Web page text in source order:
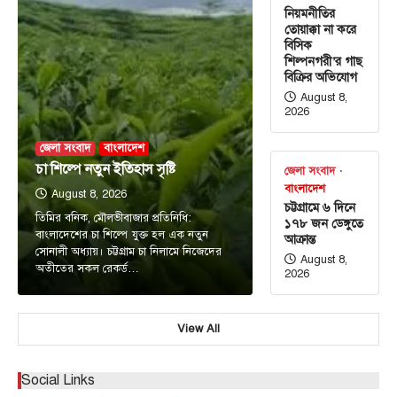
জেলা সংবাদ বাংলাদেশ
চা শিল্পে নতুন ইতিহাস সৃষ্টি
August 8, 2026
তিমির বনিক, মৌলভীবাজার প্রতিনিধি:
বাংলাদেশের চা শিল্পে যুক্ত হল এক নতুন
সোনালী অধ্যায়। চট্টগ্রাম চা নিলামে নিজেদের
অতীতের সকল রেকর্ড…
নিয়মনীতির
তোয়াক্কা না করে
বিসিক
শিল্পনগরী’র গাছ
বিক্রির অভিযোগ
August 8,
2026
জেলা সংবাদ
বাংলাদেশ
চট্টগ্রামে ৬ দিনে
১৭৮ জন ডেঙ্গুতে
আক্রান্ত
August 8,
2026
View All
Social Links